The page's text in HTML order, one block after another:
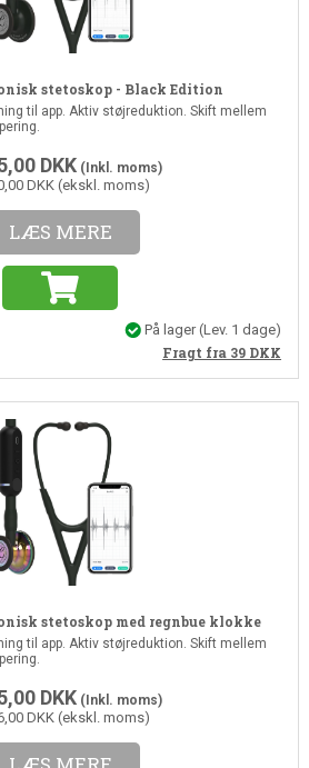
stetoskop - Black Edition
til app. Aktiv støjreduktion. Skift mellem
DKK (Inkl. moms)
DKK (ekskl. moms)
LÆS MERE
På lager(Lev. 1 dage)
Fragt fra 39 DKK
stetoskop med regnbue klokke
til app. Aktiv støjreduktion. Skift mellem
DKK (Inkl. moms)
DKK (ekskl. moms)